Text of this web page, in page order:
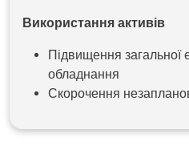
Використання активів
Підвищення загальної
обладнання
Скорочення